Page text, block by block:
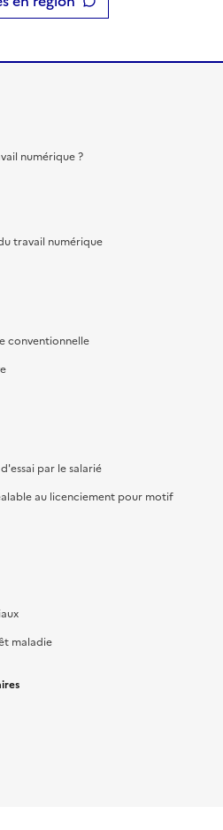
numérique ?
travail numérique
conventionnelle
par le salarié
au licenciement pour motif
maladie